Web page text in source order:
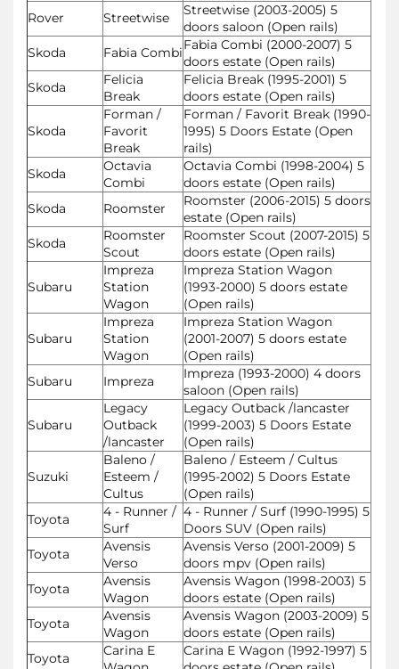
Rover
Streetwise
Streetwise (2003-2005) 5
doors saloon (Open rails)
Skoda
Fabia CombiFabia Combi (2000-2007) 5
doors estate (Open rails)
Skoda
Felicia
Break
Felicia Break (1995-2001) 5
doors estate (Open rails)
Skoda
Forman /
Favorit
Break
Forman / Favorit Break (1990-
1995) 5 Doors Estate (Open
rails)
Skoda
Octavia
Combi
Octavia Combi (1998-2004) 5
doors estate (Open rails)
Skoda
Roomster
Roomster (2006-2015) 5 doors
estate (Open rails)
Skoda
Roomster
Scout
Roomster Scout (2007-2015) 5
doors estate (Open rails)
Subaru
Impreza
Station
Wagon
Impreza Station Wagon
(1993-2000) 5 doors estate
(Open rails)
Subaru
Impreza
Station
Wagon
Impreza Station Wagon
(2001-2007) 5 doors estate
(Open rails)
Subaru
Impreza
Impreza (1993-2000) 4 doors
saloon (Open rails)
Subaru
Legacy
Outback
/lancaster
Legacy Outback /lancaster
(1999-2003) 5 Doors Estate
(Open rails)
Suzuki
Baleno /
Esteem /
Cultus
Baleno / Esteem / Cultus
(1995-2002) 5 Doors Estate
(Open rails)
Toyota
4 - Runner /
Surf
4 - Runner / Surf (1990-1995) 5
Doors SUV (Open rails)
Toyota
Avensis
Verso
Avensis Verso (2001-2009) 5
doors mpv (Open rails)
Toyota
Avensis
Wagon
Avensis Wagon (1998-2003) 5
doors estate (Open rails)
Toyota
Avensis
Wagon
Avensis Wagon (2003-2009) 5
doors estate (Open rails)
Toyota
Carina E
Carina E Wagon (1992-1997) 5